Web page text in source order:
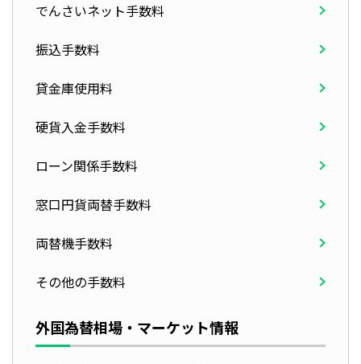
でんさいネット手数料
振込手数料
貸金庫使用料
硬貨入金手数料
ローン関係手数料
窓口円貨両替手数料
両替機手数料
その他の手数料
外国為替相場・マーケット情報